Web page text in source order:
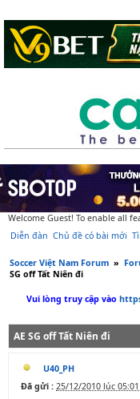
Welcome Guest! To enable all
Diễn đàn Chủ đề có bài mới
Soccer Việt Nam Forum »
SG off Tất Niên đi
Vui lòng truy cập vào
AE SG off Tất Niên đi
U40_PH
Đã gửi : 25/12/2010 lúc